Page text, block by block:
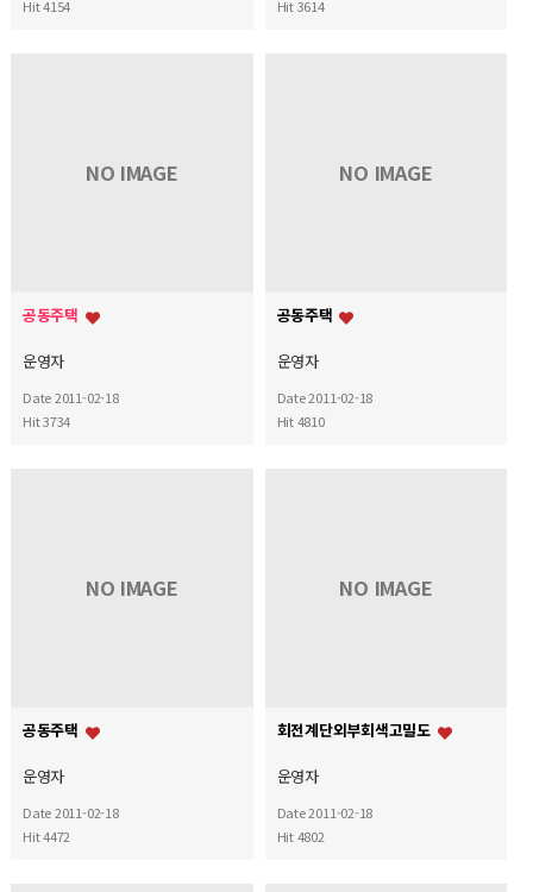
Hit 4154 Hit 3614
NO IMAGE
공동주택
운영자
Date 2011-02-18
Hit 3734
NO IMAGE
공동주택
운영자
Date 2011-02-18
Hit 4810
NO IMAGE
공동주택
운영자
Date 2011-02-18
Hit 4472
NO IMAGE
회전계단외부회색고밀도
운영자
Date 2011-02-18
Hit 4802